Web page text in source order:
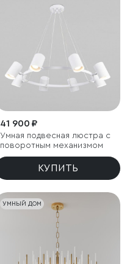
41 900 ₽
Умная подвесная люстра с
поворотным механизмом
КУПИТЬ
УМНЫЙ ДОМ